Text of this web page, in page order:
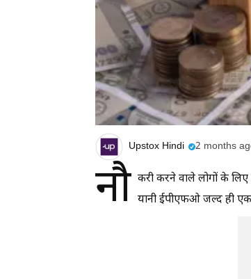
Upstox Hindi 2 months
नौ करी करने वाले लोगों के
यानी ईपीएफओ जल्द ही एक